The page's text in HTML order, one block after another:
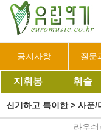
공지사항 질문
지휘봉 휘슬
신기하고 특이한> 사푼/
라우